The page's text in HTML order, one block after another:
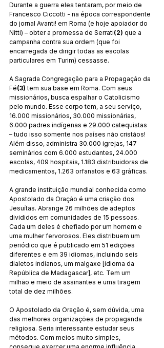
Durante a guerra eles tentaram, por meio de
Francesco Ciccotti - na época correspondente
do jornal Avanti! em Roma (e hoje apoiador do
Nitti) – obter a promessa de Serrati(2) que a
campanha contra sua ordem (que foi
encarregada de dirigir todas as escolas
particulares em Turim) cessasse.
A Sagrada Congregação para a Propagação da
Fé(3) tem sua base em Roma. Com seus
missionários, busca espalhar o Catolicismo
pelo mundo. Esse corpo tem, a seu serviço,
16.000 missionários, 30.000 missionárias,
6.000 padres indígenas e 29.000 catequistas
– tudo isso somente nos países não cristãos!
Além disso, administra 30.000 igrejas, 147
seminários com 6.000 estudantes, 24.000
escolas, 409 hospitais, 1.183 distribuidoras de
medicamentos, 1.263 orfanatos e 63 gráficas.
A grande instituição mundial conhecida como
Apostolado da Oração é uma criação dos
Jesuítas. Abrange 26 milhões de adeptos
divididos em comunidades de 15 pessoas.
Cada um deles é chefiado por um homem e
uma mulher fervorosos. Eles distribuem um
periódico que é publicado em 51 edições
diferentes e em 39 idiomas, incluindo seis
dialetos indianos, um malgaxe [idioma da
República de Madagascar], etc. Tem um
milhão e meio de assinantes e uma tiragem
total de dez milhões.
O Apostolado da Oração é, sem dúvida, uma
das melhores organizações de propaganda
religiosa. Seria interessante estudar seus
métodos. Com meios muito simples,